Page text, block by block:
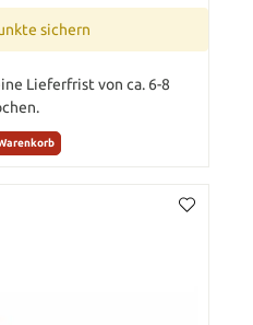
sichern
Lieferfrist von ca. 6-8